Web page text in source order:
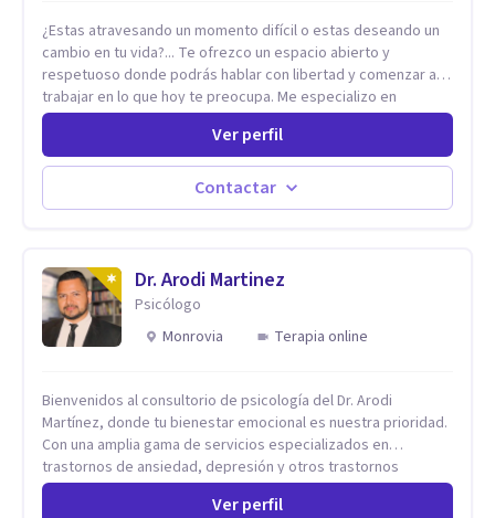
¿Estas atravesando un momento difícil o estas deseando un
cambio en tu vida?... Te ofrezco un espacio abierto y
respetuoso donde podrás hablar con libertad y comenzar a
trabajar en lo que hoy te preocupa. Me especializo en
Trastornos de Ansiedad y a lo largo de mi experiencia
profesional he acompañado a muchas Familias y Parejas con
distintas problemáticas como el manejo del estrés,
Autoestima, Gestión de la Ira, Depresión, Retos en la Crianza,
Codependencia, Celos, entre otros. Cuento con más de 12
Adolescentes y Adultos
Ver perfil
Contactar
Dr. Arodi Martinez
Psicólogo
Monrovia
Terapia online
Bienvenidos al consultorio de psicología del Dr. Arodi
Martínez, donde tu bienestar emocional es nuestra prioridad.
Con una amplia gama de servicios especializados en
trastornos de ansiedad, depresión y otros trastornos
emocionales, estamos dedicados a ofrecerte el mejor
tratamiento para mejorar tu salud mental. En nuestro
Ver perfil